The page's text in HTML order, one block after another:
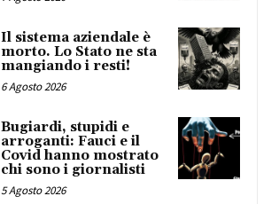
Il sistema aziendale è
morto. Lo Stato ne sta
mangiando i resti!
6 Agosto 2026
Bugiardi, stupidi e
arroganti: Fauci e il
Covid hanno mostrato
chi sono i giornalisti
5 Agosto 2026